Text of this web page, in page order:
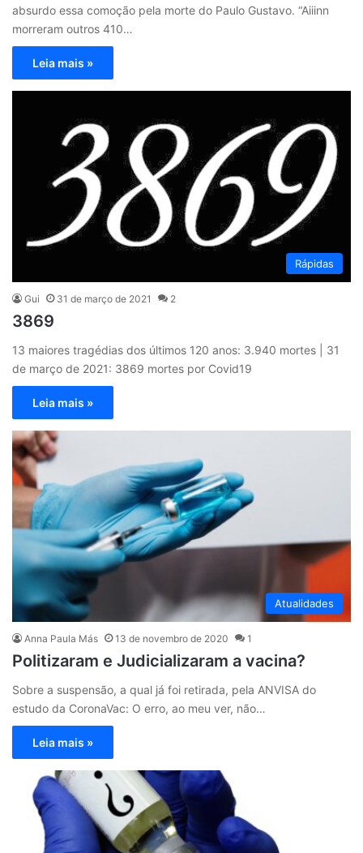
absurdo essa comoção pela morte do Paulo Gustavo. “Aiiinn
morreram outros 410…
Leia mais »
Rápidas
Gui 31 de março de 2021 2
3869
13 maiores tragédias dos últimos 120 anos: 3.940 mortes | 31
de março de 2021: 3869 mortes por Covid19
Leia mais »
Atualidades
Anna Paula Más 13 de novembro de 2020 1
Politizaram e Judicializaram a vacina?
Sobre a suspensão, a qual já foi retirada, pela ANVISA do
estudo da CoronaVac: O erro, ao meu ver, não…
Leia mais »